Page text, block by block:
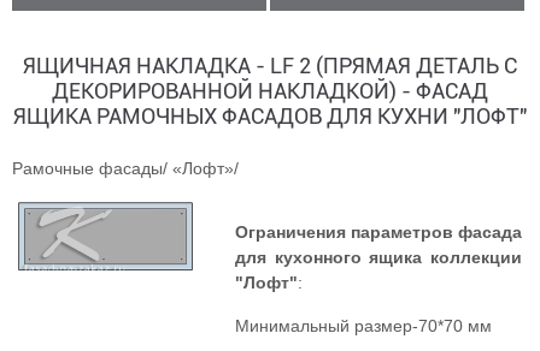
ЯЩИЧНАЯ НАКЛАДКА - LF 2 (ПРЯМАЯ ДЕТАЛЬ С
ДЕКОРИРОВАННОЙ НАКЛАДКОЙ) - ФАСАД
ЯЩИКА РАМОЧНЫХ ФАСАДОВ ДЛЯ КУХНИ "ЛОФТ"
Рамочные фасады/ «Лофт»/
Ограничения параметров фасада
для кухонного ящика коллекции
"Лофт":
Минимальный размер-70*70 мм